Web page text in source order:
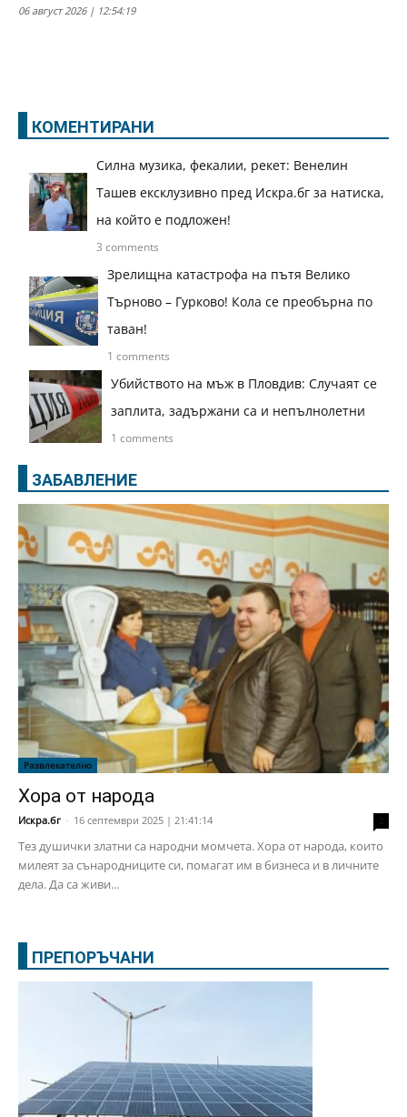
06 август 2026 | 12:54:19
КОМЕНТИРАНИ
Силна музика, фекалии, рекет: Венелин
Ташев ексклузивно пред Искра.бг за натиска,
на който е подложен!
3 comments
Зрелищна катастрофа на пътя Велико
Търново – Гурково! Кола се преобърна по
таван!
1 comments
Убийството на мъж в Пловдив: Случаят се
заплита, задържани са и непълнолетни
1 comments
ЗАБАВЛЕНИЕ
Развлекателно
Хора от народа
Искра.бг - 16 септември 2025 | 21:41:14
Тез душички златни са народни момчета. Хора от народа, които
милеят за сънародниците си, помагат им в бизнеса и в личните
дела. Да са живи...
ПРЕПОРЪЧАНИ